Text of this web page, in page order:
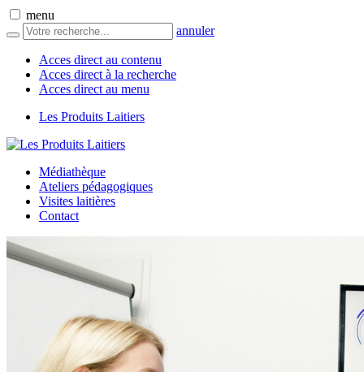
menu
annuler
Acces direct au contenu
Acces direct à la recherche
Acces direct au menu
Les Produits Laitiers
Médiathèque
Ateliers pédagogiques
Visites laitières
Contact